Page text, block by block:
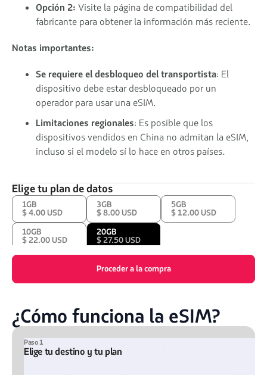
Opción 2: Visite la página de compatibilidad del
fabricante para obtener la información más reciente.
Notas importantes:
Se requiere el desbloqueo del transportista: El
dispositivo debe estar desbloqueado por un
operador para usar una eSIM.
Limitaciones regionales: Es posible que los
dispositivos vendidos en China no admitan la eSIM,
incluso si el modelo sí lo hace en otros países.
Elige tu plan de datos
1GB
$ 4.00 USD
3GB
$ 8.00 USD
5GB
$ 12.00 USD
10GB
$ 22.00 USD
20GB
$ 27.50 USD
Proceder a la compra
¿Cómo funciona la eSIM?
Paso 1
Elige tu destino y tu plan